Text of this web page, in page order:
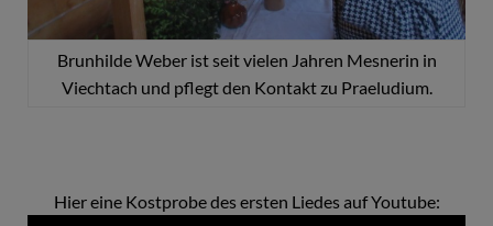
Brunhilde Weber ist seit vielen Jahren Mesnerin in
Viechtach und pflegt den Kontakt zu Praeludium.
Hier eine Kostprobe des ersten Liedes auf Youtube: